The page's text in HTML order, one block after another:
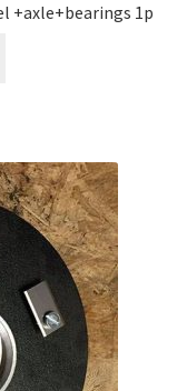
+axle+bearings 1p